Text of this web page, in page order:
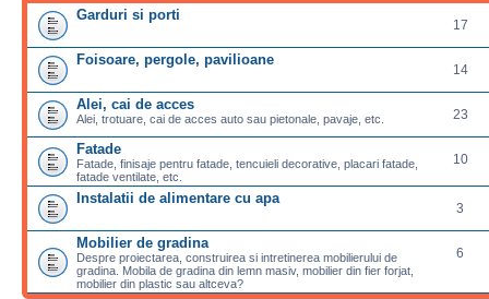
Garduri si porti
17
Foisoare, pergole, pavilioane
14
Alei, cai de acces
Alei, trotuare, cai de acces auto sau pietonale, pavaje, etc. 23
Fatade
Fatade, finisaje pentru fatade, tencuieli decorative, placari fatade,
fatade ventilate, etc.
10
Instalatii de alimentare cu apa
3
Mobilier de gradina
Despre proiectarea, construirea si intretinerea mobilierului de
gradina. Mobila de gradina din lemn masiv, mobilier din fier forjat,
mobilier din plastic sau altceva?
6